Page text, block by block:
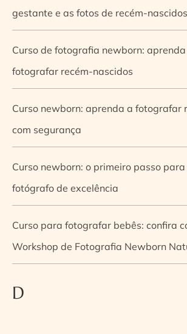
gestante e as fotos de recém-
Curso de fotografia newborn:
fotografar recém-nascidos
Curso newborn: aprenda a fotografar
com segurança
Curso newborn: o primeiro passo
fotógrafo de excelência
Curso para fotografar bebês: confira
Workshop de Fotografia Newborn
D